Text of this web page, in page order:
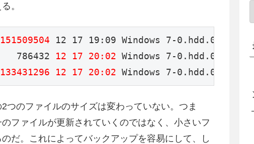
。
12 17 19:09 Windows 7-
786432 12 17 20:02 Windows 7-
133431296 12 17 20:02 Windows 7-
つのファイルのサイズは変わっていない。つま
ファイルが更新されていくのではなく、小さいフ
だ。これによってバックアップを容易にして、し